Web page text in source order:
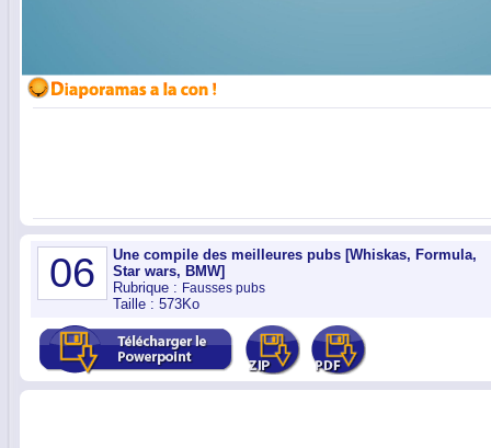
06
Une compile des meilleures pubs [Whiskas, Formula,
Star wars, BMW]
Rubrique : Fausses pubs
Taille : 573Ko